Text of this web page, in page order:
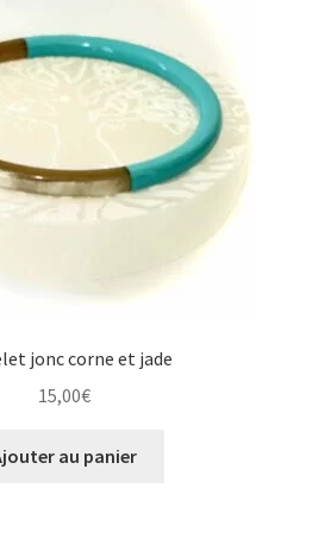
jonc corne et jade
15,00€
au panier